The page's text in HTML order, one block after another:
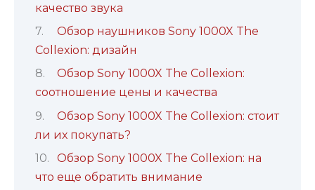
качество звука
Обзор наушников Sony 1000X The
Collexion: дизайн
Обзор Sony 1000X The Collexion:
соотношение цены и качества
Обзор Sony 1000X The Collexion: стоит
ли их покупать?
Обзор Sony 1000X The Collexion: на
что еще обратить внимание